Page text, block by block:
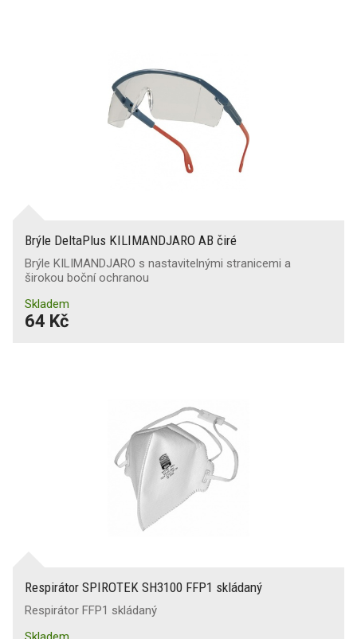
Brýle DeltaPlus KILIMANDJARO AB čiré
Brýle KILIMANDJARO s nastavitelnými stranicemi a
širokou boční ochranou
Skladem
64 Kč
Respirátor SPIROTEK SH3100 FFP1 skládaný
Respirátor FFP1 skládaný